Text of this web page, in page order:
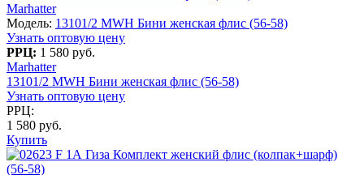
Marhatter
Модель: 13101/2 MWH Бини женская флис (56-58)
Узнать оптовую цену
РРЦ: 1 580 руб.
Marhatter
13101/2 MWH Бини женская флис (56-58)
Узнать оптовую цену
РРЦ:
1 580 руб.
Купить